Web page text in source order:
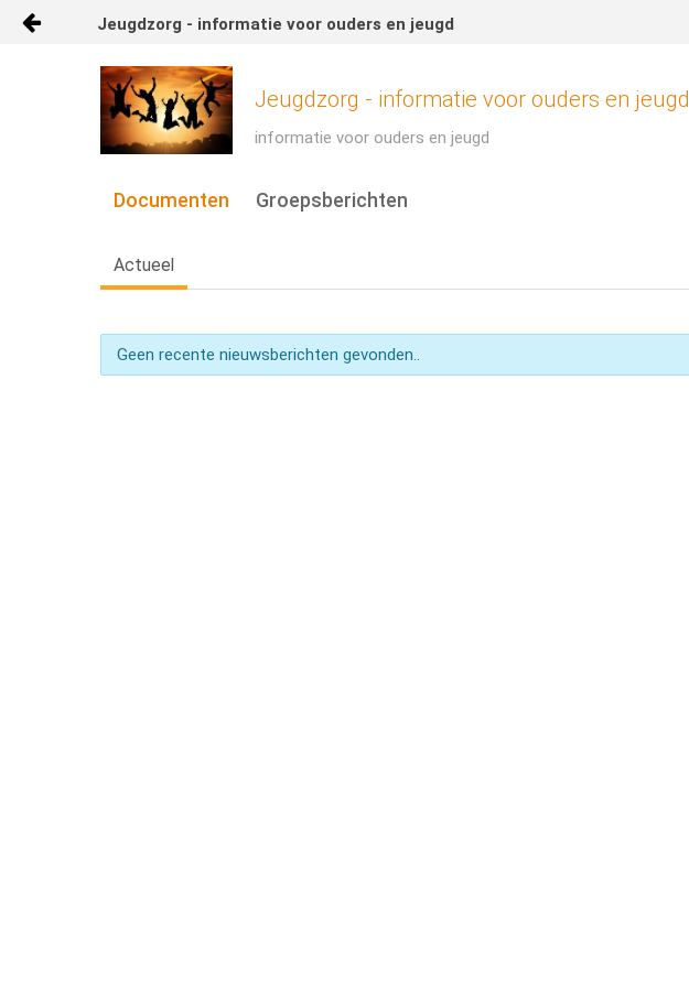
Jeugdzorg - informatie voor ouders en jeugd
Start
Groepsbellen
Jeugdzorg - informatie voor ouders en jeugd
informatie voor ouders en jeugd
Documenten Groepsberichten
Actueel
Geen recente nieuwsberichten gevonden..